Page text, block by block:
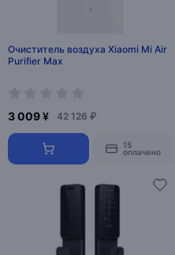
Очиститель воздуха Xiaomi Mi Air
Purifier Max
3 009 ¥ 42 126 ₽
15
оплачено